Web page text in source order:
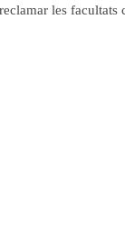
les facultats